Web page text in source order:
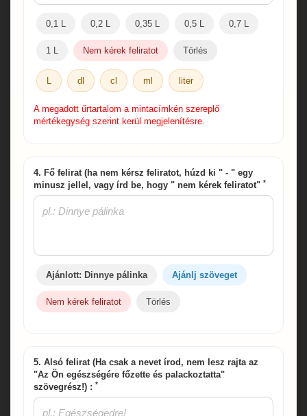
0,1 L 0,2 L 0,35 L 0,5 L 0,7 L
1 L Nem kérek feliratot Törlés
L dl cl ml liter
A megadott űrtartalom a mintacímkén szereplő
mértékegység szerint kerül megjelenítésre.
4. Fő felirat (ha nem kérsz feliratot, húzd ki " - " egy
minusz jellel, vagy írd be, hogy " nem kérek feliratot" *
Ajánlott: Dinnye pálinka Ajánlj szöveget
Nem kérek feliratot Törlés
5. Alsó felirat (Ha csak a nevet írod, nem lesz rajta az
"Az Ön egészségére főzette és palackoztatta"
szövegrész!) : *